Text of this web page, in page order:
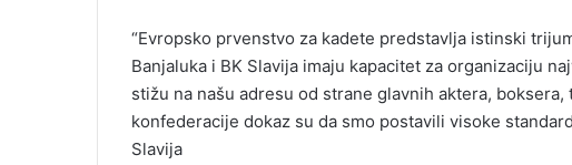
“Еvropsko prvenstvo za kadete predstavlja istinski
Banjaluka i BK Slavija imaju kapacitet za organizaciju
stižu na našu adresu od strane glavnih aktera,
konfederacije dokaz su da smo postavili visoke
Slavija